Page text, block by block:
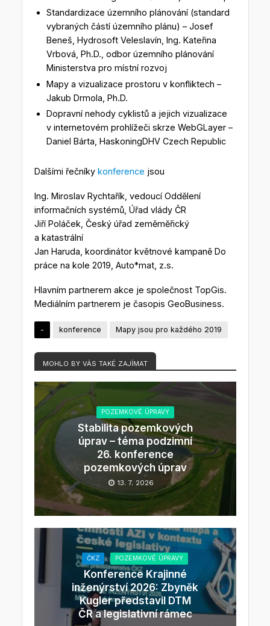
Standardizace územního plánování (standard
vybraných částí územního plánu) – Josef
Beneš, Hydrosoft Veleslavín, Ing. Kateřina
Vrbová, Ph.D., odbor územního plánování
Ministerstva pro místní rozvoj
Mapy a vizualizace prostoru v konfliktech –
Jakub Drmola, Ph.D.
Dopravní nehody cyklistů a jejich vizualizace
v internetovém prohlížeči skrze WebGLayer –
Daniel Bárta, HaskoningDHV Czech Republic
Dalšími řečníky konference jsou
Ing. Miroslav Rychtařík, vedoucí Oddělení
informačních systémů, Úřad vlády ČR
Jiří Poláček, Český úřad zeměměřický
a katastrální
Jan Haruda, koordinátor květnové kampaně Do
práce na kole 2019, Auto*mat, z.s.
Hlavním partnerem akce je společnost TopGis.
Mediálním partnerem je časopis GeoBusiness.
- konference Mapy jsou pro každého 2019
MOHLO BY VÁS TAKÉ ZAJÍMAT
POZEMKOVÉ ÚPRAVY
Stabilita pozemkových
úprav – téma podzimní
26. konference
pozemkových úprav
13. 7. 2026
ČKZ POZEMKOVÉ ÚPRAVY
Konference Krajinné
inženýrství 2026: Zbyněk
Kugler představil DTM
ČR a legislativní rámec